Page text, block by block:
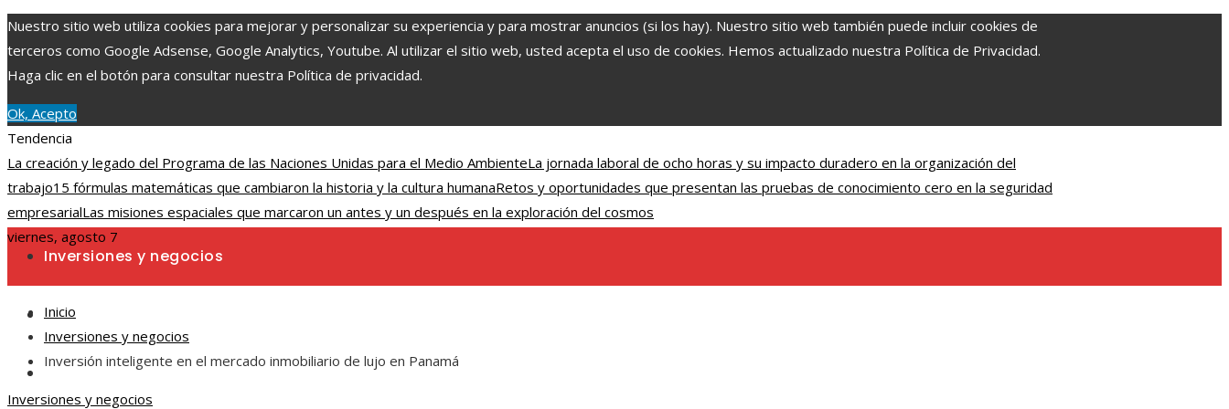
Nuestro sitio web utiliza cookies para mejorar y personalizar su experiencia y para mostrar anuncios (si los hay). Nuestro sitio web también puede incluir cookies de
terceros como Google Adsense, Google Analytics, Youtube. Al utilizar el sitio web, usted acepta el uso de cookies. Hemos actualizado nuestra Política de Privacidad.
Haga clic en el botón para consultar nuestra Política de privacidad.
Ok, Acepto
Tendencia
La creación y legado del Programa de las Naciones Unidas para el Medio AmbienteLa jornada laboral de ocho horas y su impacto duradero en la organización del
trabajo15 fórmulas matemáticas que cambiaron la historia y la cultura humanaRetos y oportunidades que presentan las pruebas de conocimiento cero en la seguridad
empresarialLas misiones espaciales que marcaron un antes y un después en la exploración del cosmos
viernes, agosto 7
Inversiones y negocios
Ciencia y tecnología
Cultura y ocio
Inicio
Inversiones y negocios
Inversión inteligente en el mercado inmobiliario de lujo en Panamá
Inversiones y negocios